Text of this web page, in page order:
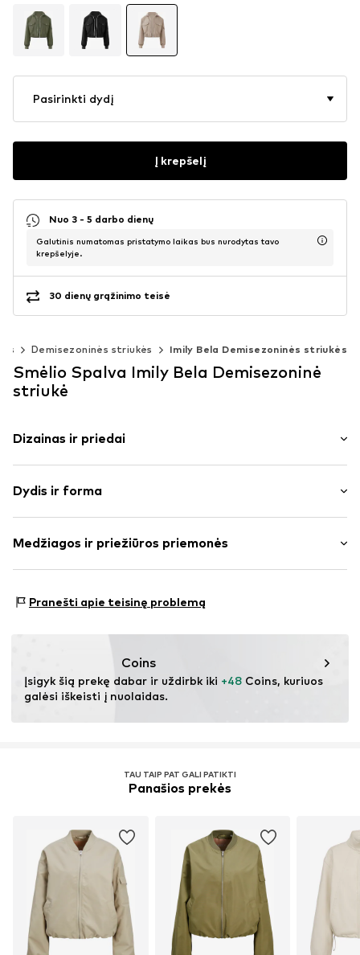
Pasirinkti dydį
Į krepšelį
Nuo 3 - 5 darbo dienų
Galutinis numatomas pristatymo laikas bus nurodytas tavo
krepšelyje.
30 dienų grąžinimo teisė
Demisezoninės striukės Imily Bela Demisezoninės striukės
Smėlio Spalva Imily Bela Demisezoninė
striukė
Dizainas ir priedai
Apvadas / megzta apykaklė
Elastinga liemenė / apvadas
Megzti rankogaliai
To paties tono atspalvių siūlės
Plonas pamušalas
Prekės Nr. IBE0312003000001
Dydis ir forma
Medžiagos ir priežiūros priemonės
Pamušalas ir užpildas: 100% Poliesteris – PES
Pranešti apie teisinę problemą
Coins
Įsigyk šią prekę dabar ir uždirbk iki +48 Coins, kuriuos
galėsi iškeisti į nuolaidas.
TAU TAIP PAT GALI PATIKTI
Panašios prekės